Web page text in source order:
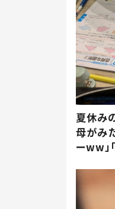
夏休み
母がみ
ーww」